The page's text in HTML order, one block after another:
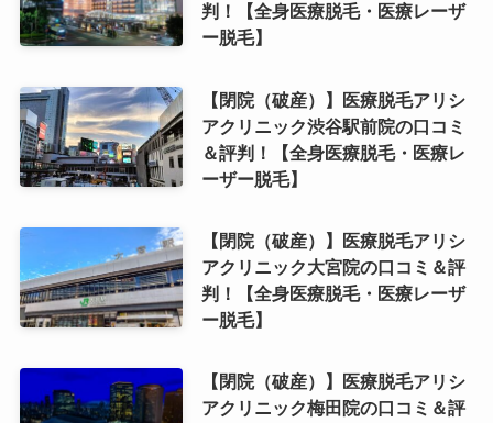
判！【全身医療脱毛・医療レーザ
ー脱毛】
【閉院（破産）】医療脱毛アリシ
アクリニック渋谷駅前院の口コミ
＆評判！【全身医療脱毛・医療レ
ーザー脱毛】
【閉院（破産）】医療脱毛アリシ
アクリニック大宮院の口コミ＆評
判！【全身医療脱毛・医療レーザ
ー脱毛】
【閉院（破産）】医療脱毛アリシ
アクリニック梅田院の口コミ＆評